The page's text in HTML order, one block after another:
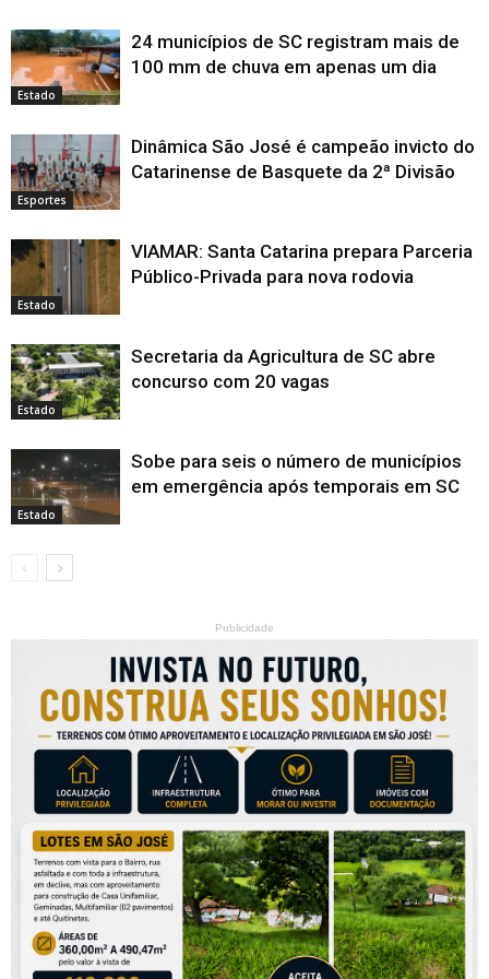
Estado
24 municípios de SC registram mais de
100 mm de chuva em apenas um dia
Esportes
Dinâmica São José é campeão invicto do
Catarinense de Basquete da 2ª Divisão
Estado
VIAMAR: Santa Catarina prepara Parceria
Público-Privada para nova rodovia
Estado
Secretaria da Agricultura de SC abre
concurso com 20 vagas
Estado
Sobe para seis o número de municípios
em emergência após temporais em SC
Publicidade